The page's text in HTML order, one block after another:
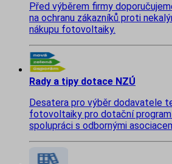
Před výběrem firmy
na ochranu zákazníků proti
nákupu fotovoltaiky.
Rady a tipy dotace NZÚ
Desatera pro výběr dodavatele
fotovoltaiky pro dotační program
spolupráci s odbornými